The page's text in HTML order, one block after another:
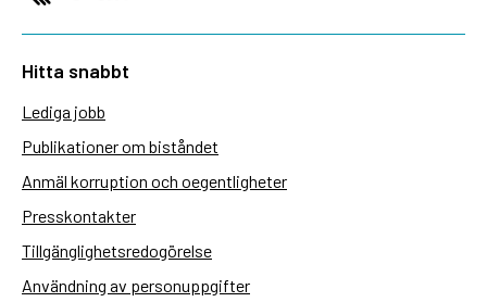
Hitta snabbt
Lediga jobb
Publikationer om biståndet
Anmäl korruption och oegentligheter
Presskontakter
Tillgänglighetsredogörelse
Användning av personuppgifter